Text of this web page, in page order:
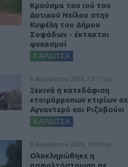
Κρούσμα του ιού του
Δυτικού Νείλου στην
Κυψέλη του Δήμου
Σοφάδων - έκτακτοι
ψεκασμοί
ΚΑΡΔΙΤΣΑ
6 Αυγούστου 2026, 10:11 πμ
Ξεκινά η κατεδάφιση
ετοιμόρροπων κτιρίων σε
Αγναντερό και Ριζοβούνι
ΚΑΡΔΙΤΣΑ
6 Αυγούστου 2026, 10:09 πμ
Ολοκληρώθηκε η
ασφαλτόστρωση σε